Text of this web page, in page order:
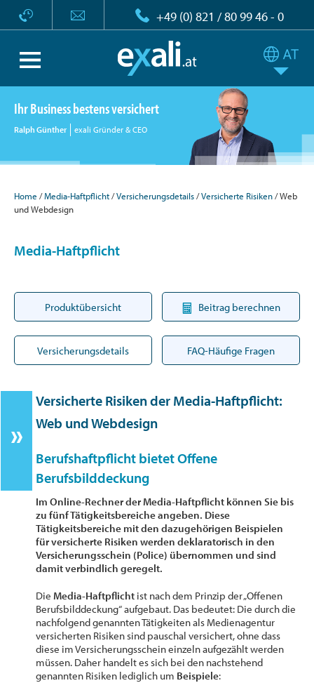
+49 (0) 821 / 80 99 46 - 0
Ihr Business bestens versichert
Ralph Günther exali Gründer & CEO
Home Media-Haftpflicht Versicherungsdetails Versicherte Risiken
Web
und Webdesign
Media-Haftpflicht
Produktübersicht Beitrag berechnen
Versicherungsdetails FAQ-Häufige Fragen
Versicherte Risiken der Media-Haftpflicht:
Web und Webdesign
Berufshaftpflicht bietet Offene
Berufsbilddeckung
Im Online-Rechner der Media-Haftpflicht können Sie bis
zu fünf Tätigkeitsbereiche angeben. Diese
Tätigkeitsbereiche mit den dazugehörigen Beispielen
für versicherte Risiken werden deklaratorisch in den
Versicherungsschein (Police) übernommen und sind
damit verbindlich geregelt.
DieMedia-Haftpflicht ist nach dem Prinzip der „Offenen
Berufsbilddeckung“ aufgebaut. Das bedeutet: Die durch die
nachfolgend genannten Tätigkeiten als Medienagentur
versicherten Risiken sind pauschal versichert, ohne dass
diese im Versicherungsschein einzeln aufgezählt werden
müssen. Daher handelt es sich bei den nachstehend
genannten Risiken lediglich um Beispiele: